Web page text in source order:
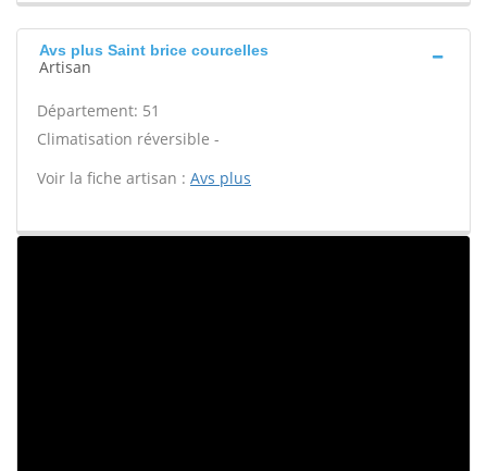
Avs plus Saint brice courcelles
Artisan
Département: 51
Climatisation réversible -
Voir la fiche artisan : Avs plus